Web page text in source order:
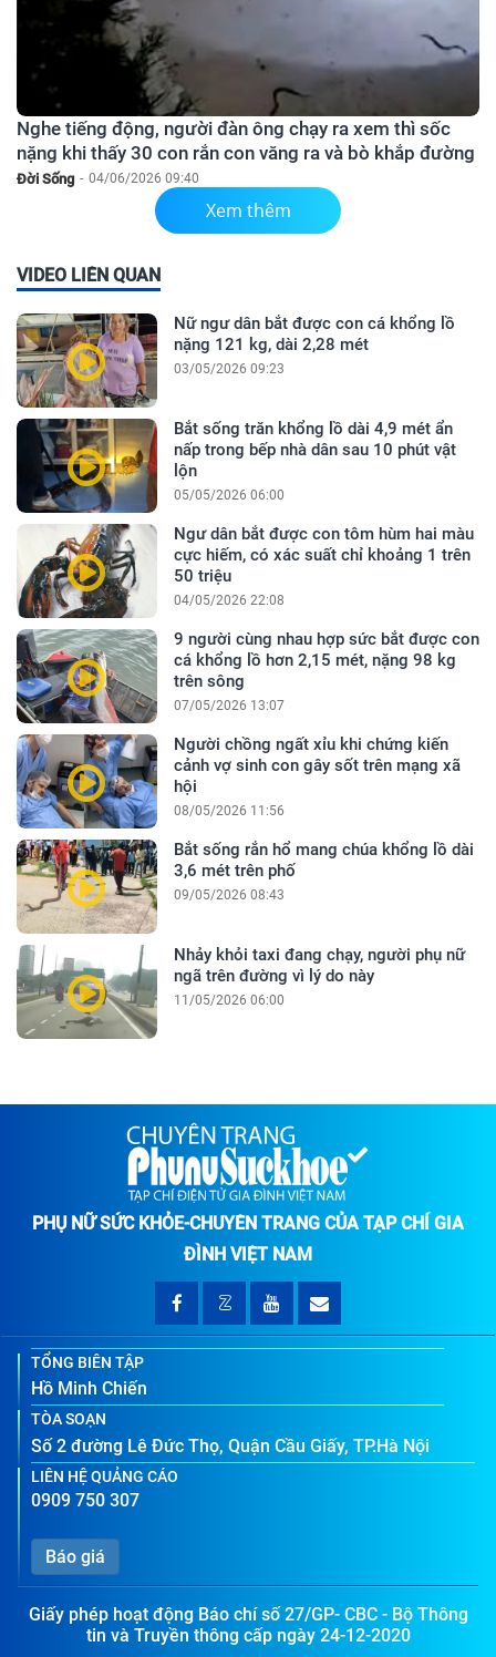
Nghe tiếng động, người đàn ông chạy ra xem thì sốc
nặng khi thấy 30 con rắn con văng ra và bò khắp đường
Đời Sống - 04/06/2026 09:40
Xem thêm
VIDEO LIÊN QUAN
Nữ ngư dân bắt được con cá khổng lồ
nặng 121 kg, dài 2,28 mét
03/05/2026 09:23
Bắt sống trăn khổng lồ dài 4,9 mét ẩn
nấp trong bếp nhà dân sau 10 phút vật
lộn
05/05/2026 06:00
Ngư dân bắt được con tôm hùm hai màu
cực hiếm, có xác suất chỉ khoảng 1 trên
50 triệu
04/05/2026 22:08
9 người cùng nhau hợp sức bắt được con
cá khổng lồ hơn 2,15 mét, nặng 98 kg
trên sông
07/05/2026 13:07
Người chồng ngất xỉu khi chứng kiến
cảnh vợ sinh con gây sốt trên mạng xã
hội
08/05/2026 11:56
Bắt sống rắn hổ mang chúa khổng lồ dài
3,6 mét trên phố
09/05/2026 08:43
Nhảy khỏi taxi đang chạy, người phụ nữ
ngã trên đường vì lý do này
11/05/2026 06:00
PHỤ NỮ SỨC KHỎE-CHUYÊN TRANG CỦA TẠP CHÍ GIA
ĐÌNH VIỆT NAM
TỔNG BIÊN TẬP
Hồ Minh Chiến
TÒA SOẠN
Số 2 đường Lê Đức Thọ, Quận Cầu Giấy, TP.Hà Nội
LIÊN HỆ QUẢNG CÁO
0909 750 307
Báo giá
Giấy phép hoạt động Báo chí số 27/GP- CBC - Bộ Thông
tin và Truyền thông cấp ngày 24-12-2020